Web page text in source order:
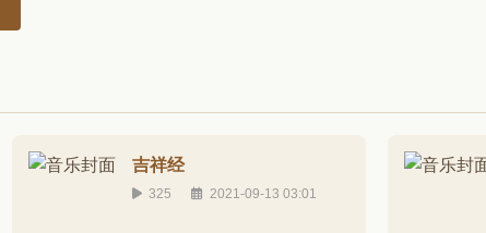
吉祥经
325 2021-09-13 03:01